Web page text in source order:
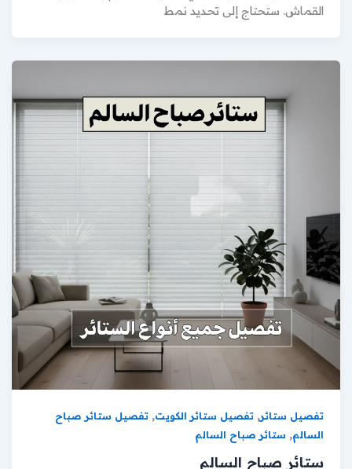
القماش. ستحتاج إلى تحديد نمط
تفصيل ستائر,تفصيل ستائر الكويت,تفصيل ستائر صباح
السالم,ستائر صباح السالم
ستائر صباح السالم